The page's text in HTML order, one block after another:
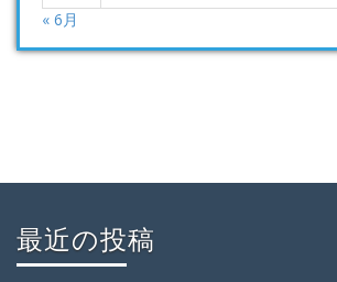
« 6月
最近の投稿